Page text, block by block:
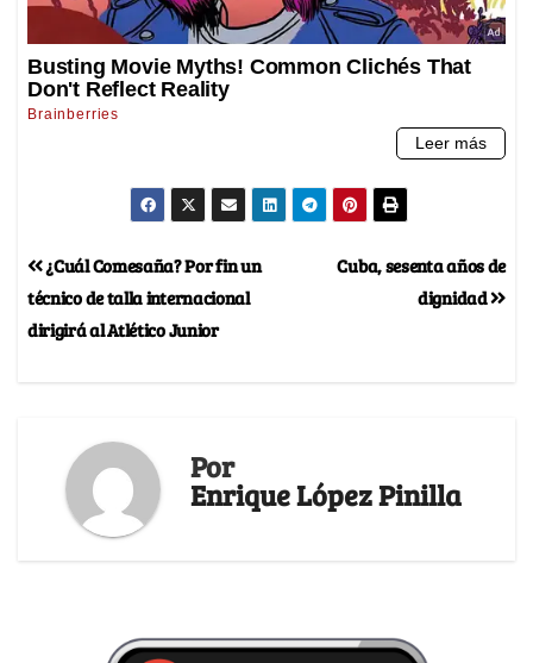
Cuba, sesenta años de
dignidad
¿Cuál Comesaña? Por fin un
técnico de talla internacional
dirigirá al Atlético Junior
Por
Enrique López Pinilla